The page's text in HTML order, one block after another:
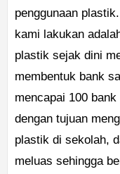
penggunaan
kami lakukan
plastik sejak dini
membentuk bank
mencapai 100
dengan tujuan
plastik di sekolah,
meluas sehingga